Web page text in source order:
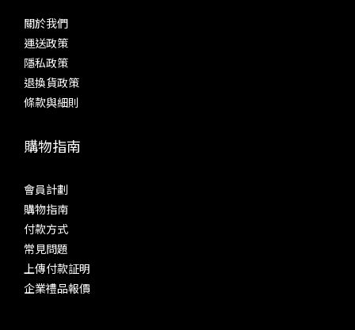
關於我們
運送政策
隱私政策
退換貨政策
條款與細則
購物指南
會員計劃
購物指南
付款方式
常見問題
上傳付款証明
企業禮品報價